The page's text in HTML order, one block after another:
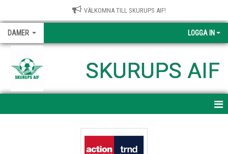
VÄLKOMNA TILL SKURUPS AIF!
DAMER LOGGA IN
SKURUPS AIF